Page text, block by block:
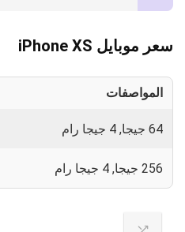
سعر موبايل iPhone XS
المواصفات
64 جيجا, 4 جيجا رام
256 جيجا, 4 جيجا رام